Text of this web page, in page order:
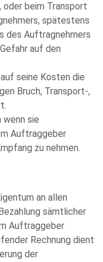
oder beim Transport
spätestens
des Auftragnehmers
auf den
seine Kosten die
Bruch, Transport-,
wenn sie
Auftraggeber
zu nehmen.
an allen
sämtlicher
Auftraggeber
Rechnung dient
der